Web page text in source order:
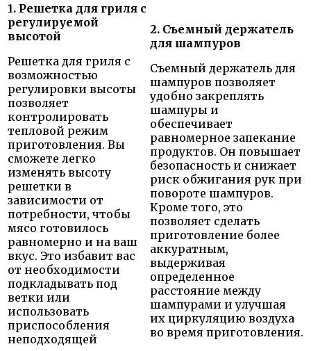
1. Решетка для гриля с
регулируемой
высотой
Решетка для гриля с
возможностью
регулировки высоты
позволяет
контролировать
тепловой режим
приготовления. Вы
сможете легко
изменять высоту
решетки в
зависимости от
потребности, чтобы
мясо готовилось
равномерно и на ваш
вкус. Это избавит вас
от необходимости
подкладывать под
ветки или
использовать
приспособления
неподходящей
2. Съемный держатель
для шампуров
Съемный держатель для
шампуров позволяет
удобно закреплять
шампуры и
обеспечивает
равномерное запекание
продуктов. Он повышает
безопасность и снижает
риск обжигания рук при
повороте шампуров.
Кроме того, это
позволяет сделать
приготовление более
аккуратным,
выдерживая
определенное
расстояние между
шампурами и улучшая
их циркуляцию воздуха
во время приготовления.